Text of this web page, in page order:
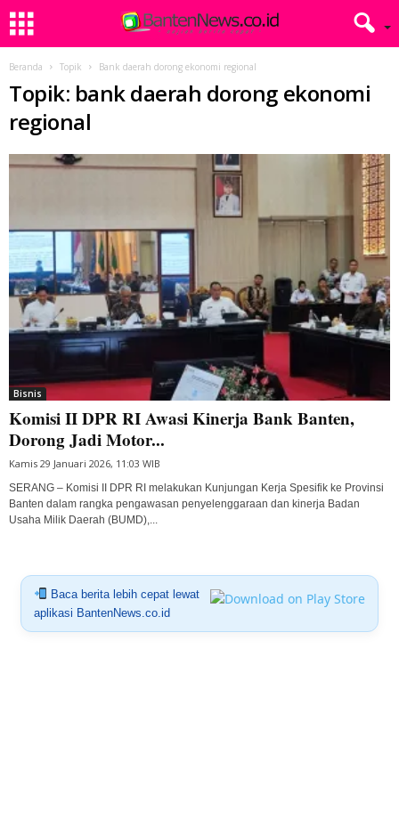
Beranda Topik Bank daerah dorong ekonomi regional
Topik: bank daerah dorong ekonomi
regional
Bisnis
Komisi II DPR RI Awasi Kinerja Bank Banten,
Dorong Jadi Motor...
Kamis 29 Januari 2026, 11:03 WIB
SERANG – Komisi II DPR RI melakukan Kunjungan Kerja Spesifik ke Provinsi
Banten dalam rangka pengawasan penyelenggaraan dan kinerja Badan
Usaha Milik Daerah (BUMD),...
Baca berita lebih cepat lewat
aplikasi BantenNews.co.id